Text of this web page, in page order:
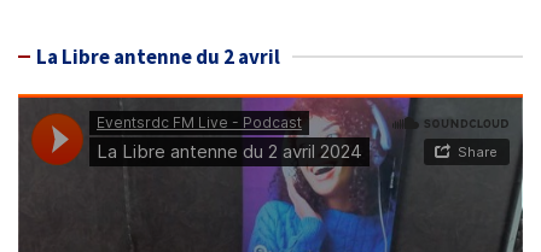
La Libre antenne du 2 avril